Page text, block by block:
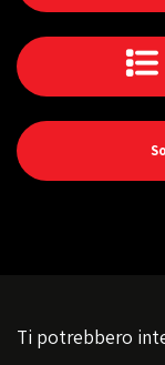
Ti potrebbero